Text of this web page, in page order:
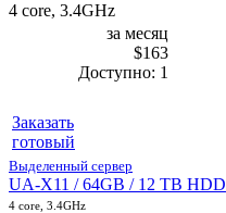
4 core, 3.4GHz
за месяц
$163
Доступно: 1
Заказать
готовый
Выделенный сервер
UA-X11 / 64GB / 12 TB HDD
4 core, 3.4GHz